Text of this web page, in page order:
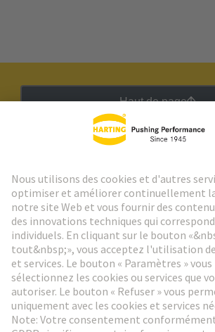
Haut de page
Aller à l'inscription
Social Media